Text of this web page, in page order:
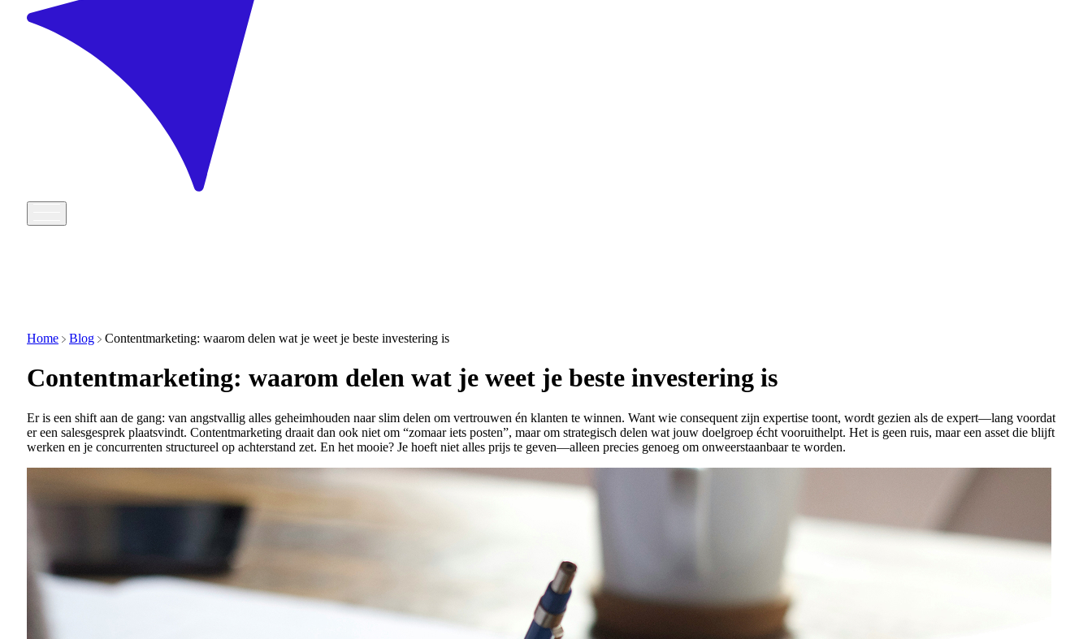
Home Blog Contentmarketing: waarom delen wat je weet je beste investering is
Contentmarketing: waarom delen wat je weet je beste investering is
Er is een shift aan de gang: van angstvallig alles geheimhouden naar slim delen om vertrouwen én klanten te winnen. Want wie consequent zijn expertise toont, wordt gezien als de expert—lang voordat
er een salesgesprek plaatsvindt. Contentmarketing draait dan ook niet om “zomaar iets posten”, maar om strategisch delen wat jouw doelgroep écht vooruithelpt. Het is geen ruis, maar een asset die blijft
werken en je concurrenten structureel op achterstand zet. En het mooie? Je hoeft niet alles prijs te geven—alleen precies genoeg om onweerstaanbaar te worden.